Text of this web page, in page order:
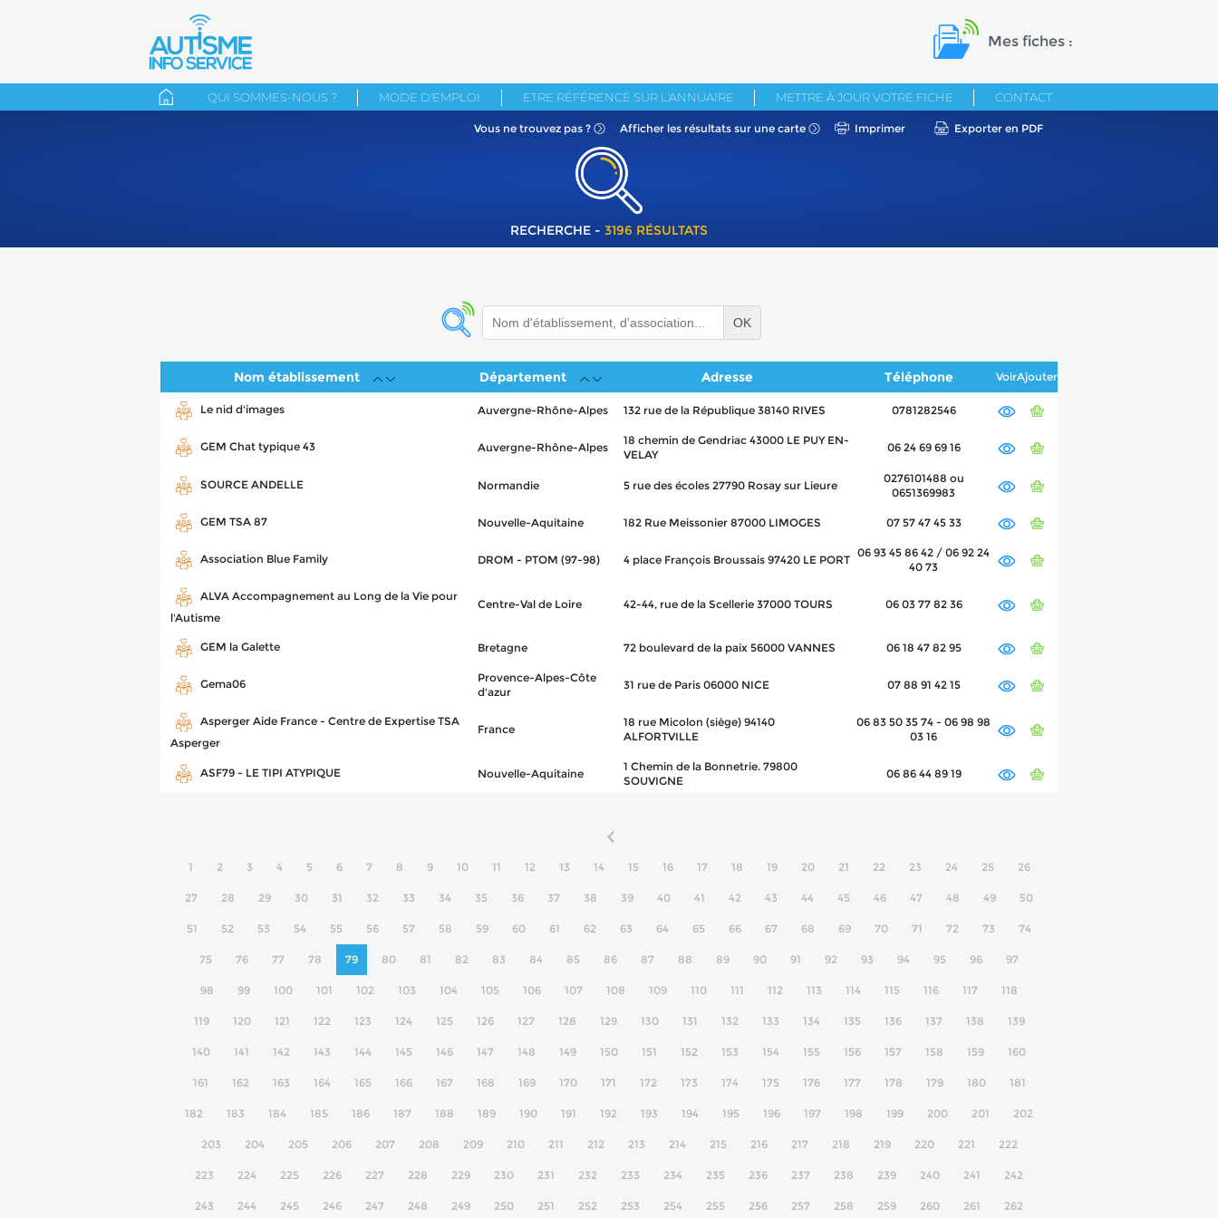
Mes fiches :
QUI SOMMES-NOUS ? MODE D'EMPLOI ETRE RÉFÉRENCÉ SUR L'ANNUAIRE METTRE À JOUR VOTRE FICHE CONTACT
Vous ne trouvez pas ? Afficher les résultats sur une carte Imprimer Exporter en PDF
RECHERCHE - 3196 RÉSULTATS
OK
Nom établissement Département Adresse Téléphone VoirAjouter
Le nid d'images Auvergne-Rhône-Alpes 132 rue de la République 38140 RIVES 0781282546
GEM Chat typique 43 Auvergne-Rhône-Alpes
18 chemin de Gendriac 43000 LE PUY EN-
VELAY
06 24 69 69 16
SOURCE ANDELLE Normandie 5 rue des écoles 27790 Rosay sur Lieure
0276101488 ou
0651369983
GEM TSA 87 Nouvelle-Aquitaine 182 Rue Meissonier 87000 LIMOGES 07 57 47 45 33
Association Blue Family DROM - PTOM (97-98) 4 place François Broussais 97420 LE PORT
06 93 45 86 42 / 06 92 24
40 73
ALVA Accompagnement au Long de la Vie pour
l'Autisme
Centre-Val de Loire 42-44, rue de la Scellerie 37000 TOURS 06 03 77 82 36
GEM la Galette Bretagne 72 boulevard de la paix 56000 VANNES 06 18 47 82 95
Gema06
Provence-Alpes-Côte
d'azur
31 rue de Paris 06000 NICE 07 88 91 42 15
Asperger Aide France - Centre de Expertise TSA
Asperger
France
18 rue Micolon (siège) 94140
ALFORTVILLE
06 83 50 35 74 - 06 98 98
03 16
ASF79 - LE TIPI ATYPIQUE Nouvelle-Aquitaine
1 Chemin de la Bonnetrie. 79800
SOUVIGNE
06 86 44 89 19
1 2 3 4 5 6 7 8 9 10 11 12 13 14 15 16 17 18 19 20 21 22 23 24 25 26
27 28 29 30 31 32 33 34 35 36 37 38 39 40 41 42 43 44 45 46 47 48 49 50
51 52 53 54 55 56 57 58 59 60 61 62 63 64 65 66 67 68 69 70 71 72 73 74
75 76 77 78 79 80 81 82 83 84 85 86 87 88 89 90 91 92 93 94 95 96 97
98 99 100 101 102 103 104 105 106 107 108 109 110 111 112 113 114 115 116 117 118
119 120 121 122 123 124 125 126 127 128 129 130 131 132 133 134 135 136 137 138 139
140 141 142 143 144 145 146 147 148 149 150 151 152 153 154 155 156 157 158 159 160
161 162 163 164 165 166 167 168 169 170 171 172 173 174 175 176 177 178 179 180 181
182 183 184 185 186 187 188 189 190 191 192 193 194 195 196 197 198 199 200 201 202
203 204 205 206 207 208 209 210 211 212 213 214 215 216 217 218 219 220 221 222
223 224 225 226 227 228 229 230 231 232 233 234 235 236 237 238 239 240 241 242
243 244 245 246 247 248 249 250 251 252 253 254 255 256 257 258 259 260 261 262